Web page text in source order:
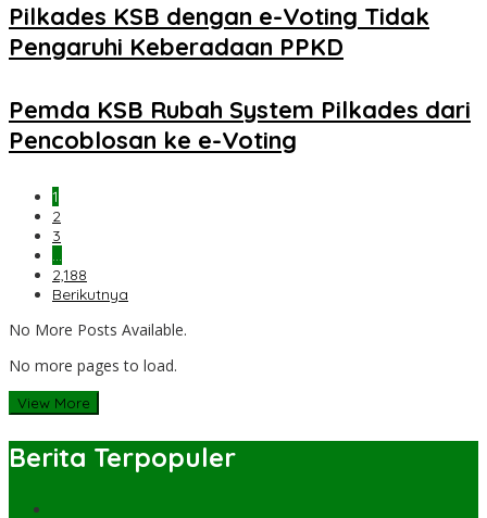
Pilkades KSB dengan e-Voting Tidak
Pengaruhi Keberadaan PPKD
Pemda KSB Rubah System Pilkades dari
Pencoblosan ke e-Voting
1
2
3
…
2,188
Berikutnya
No More Posts Available.
No more pages to load.
View More
Berita Terpopuler